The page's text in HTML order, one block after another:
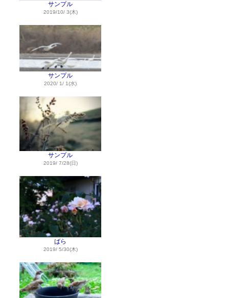
サンプル
2019/10/ 3(木)
サンプル
2020/ 1/ 1(水)
サンプル
2019/ 7/28(日)
ばら
2019/ 5/30(木)